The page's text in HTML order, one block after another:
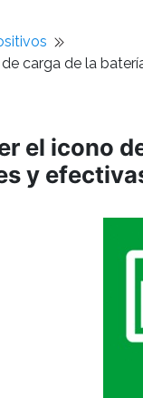
carga de la
el icono
y